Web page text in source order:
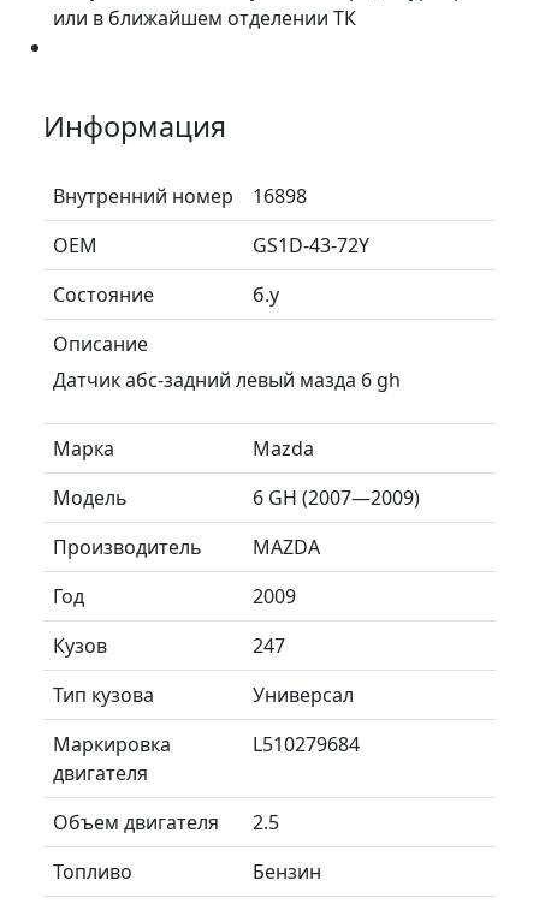
или в ближайшем отделении ТК
Информация
Внутренний номер
16898
ОЕМ
GS1D-43-72Y
Состояние
б.у
Описание
Датчик абс-задний левый мазда 6 gh
Марка
Mazda
Модель
6 GH (2007—2009)
Производитель
MAZDA
Год
2009
Кузов
247
Тип кузова
Универсал
Маркировка
двигателя
L510279684
Объем двигателя
2.5
Топливо
Бензин